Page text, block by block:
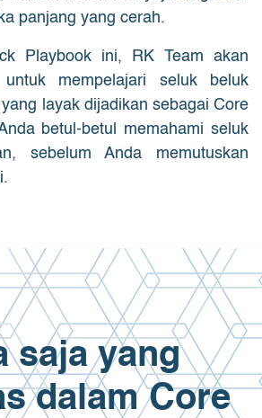
panjang yang cerah.
Playbook ini, RK Team akan
mempelajari seluk beluk
layak dijadikan sebagai Core
betul-betul memahami seluk
sebelum Anda memutuskan
saja yang
dalam Core